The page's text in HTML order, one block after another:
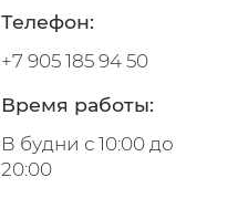
Телефон:
+7 905 185 94 50
Время работы:
В будни с 10:00 до
20:00